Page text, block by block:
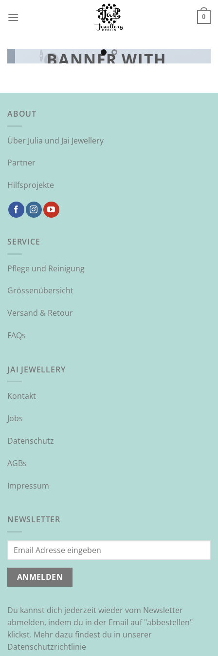
Inhalt
0
BANNER WITH
Add Hotspots anywhere by using the drag and drop
ABOUT
Über Julia und Jai Jewellery
Partner
Hilfsprojekte
SERVICE
Pflege und Reinigung
Grössenübersicht
Versand & Retour
FAQs
JAI JEWELLERY
Kontakt
Jobs
Datenschutz
AGBs
Impressum
NEWSLETTER
Du kannst dich jederzeit wieder vom Newsletter
abmelden, indem du in der Email auf "abbestellen"
klickst. Mehr dazu findest du in unserer
Datenschutzrichtlinie